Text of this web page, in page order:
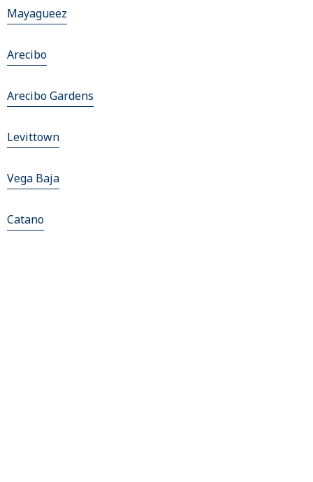
Mayagueez
Arecibo
Arecibo Gardens
Levittown
Vega Baja
Catano